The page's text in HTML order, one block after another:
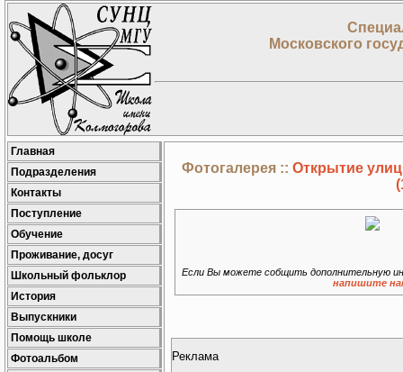
Московского
Главная
Подразделения
Контакты
Поступление
Обучение
Проживание, досуг
Школьный фольклор
История
Выпускники
Помощь школе
Фотоальбом
Фотогалерея :: Открытие
Если Вы можете собщить дополнительную
напишите
Реклама